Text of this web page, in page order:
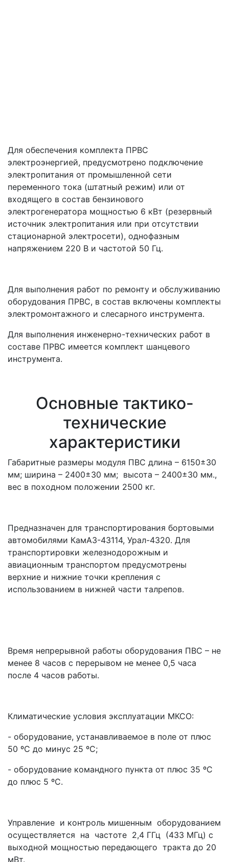
Для обеспечения комплекта ПРВС
электроэнергией, предусмотрено подключение
электропитания от промышленной сети
переменного тока (штатный режим) или от
входящего в состав бензинового
электрогенератора мощностью 6 кВт (резервный
источник электропитания или при отсутствии
стационарной электросети), однофазным
напряжением 220 В и частотой 50 Гц.
Для выполнения работ по ремонту и обслуживанию
оборудования ПРВС, в состав включены комплекты
электромонтажного и слесарного инструмента.
Для выполнения инженерно-технических работ в
составе ПРВС имеется комплект шанцевого
инструмента.
Основные тактико-
технические
характеристики
Габаритные размеры модуля ПВС длина – 6150±30
мм; ширина – 2400±30 мм; высота – 2400±30 мм.,
вес в походном положении 2500 кг.
Предназначен для транспортирования бортовыми
автомобилями КамАЗ-43114, Урал-4320. Для
транспортировки железнодорожным и
авиационным транспортом предусмотрены
верхние и нижние точки крепления с
использованием в нижней части талрепов.
Время непрерывной работы оборудования ПВС – не
менее 8 часов с перерывом не менее 0,5 часа
после 4 часов работы.
Климатические условия эксплуатации МКСО:
- оборудование, устанавливаемое в поле от плюс
50 ºС до минус 25 ºС;
- оборудование командного пункта от плюс 35 ºС
до плюс 5 ºС.
Управление и контроль мишенным оборудованием
осуществляется на частоте 2,4 ГГц (433 МГц) с
выходной мощностью передающего тракта до 20
мВт.